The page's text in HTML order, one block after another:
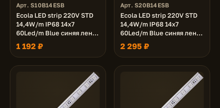
Арт. S10B14ESB
Ecola LED strip 220V STD
14,4W/m IP68 14x7
60Led/m Blue синяя лента
10м.
1 192 ₽
Арт. S20B14ESB
Ecola LED strip 220V STD
14,4W/m IP68 14x7
60Led/m Blue синяя лента
20м.
2 295 ₽